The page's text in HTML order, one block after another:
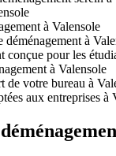
à Valensole
à
conçue pour les
à Valensole
de votre bureau à
aux entreprises à